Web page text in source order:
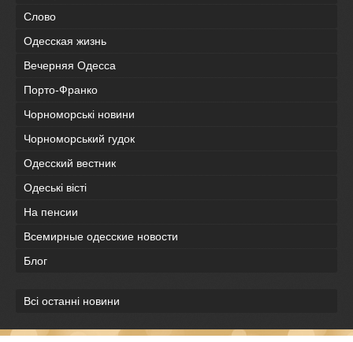
Слово
Одесская жизнь
Вечерняя Одесса
Порто-Франко
Чорноморські новини
Чорноморський гудок
Одесский вестник
Одеськi вiстi
На пенсии
Всемирные одесские новости
Блог
Всі останні новини